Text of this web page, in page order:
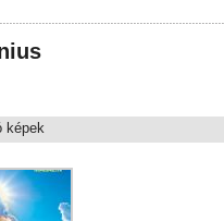
képek